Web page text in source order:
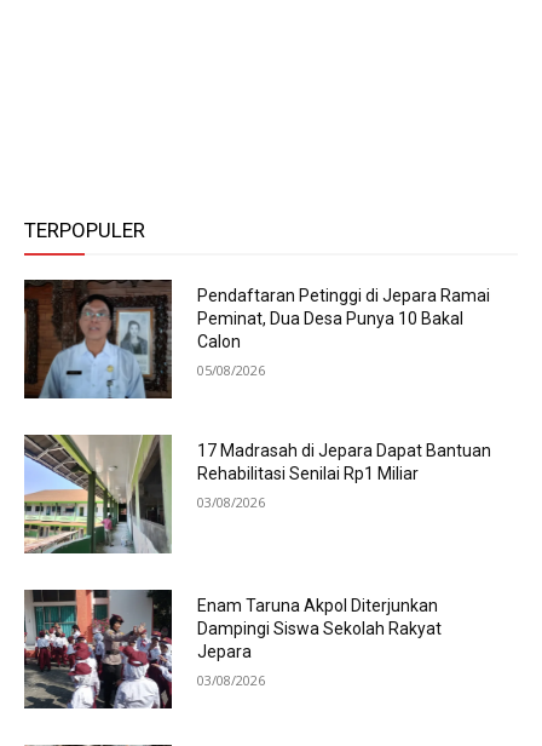
TERPOPULER
Pendaftaran Petinggi di Jepara Ramai
Peminat, Dua Desa Punya 10 Bakal
Calon
05/08/2026
17 Madrasah di Jepara Dapat Bantuan
Rehabilitasi Senilai Rp1 Miliar
03/08/2026
Enam Taruna Akpol Diterjunkan
Dampingi Siswa Sekolah Rakyat
Jepara
03/08/2026